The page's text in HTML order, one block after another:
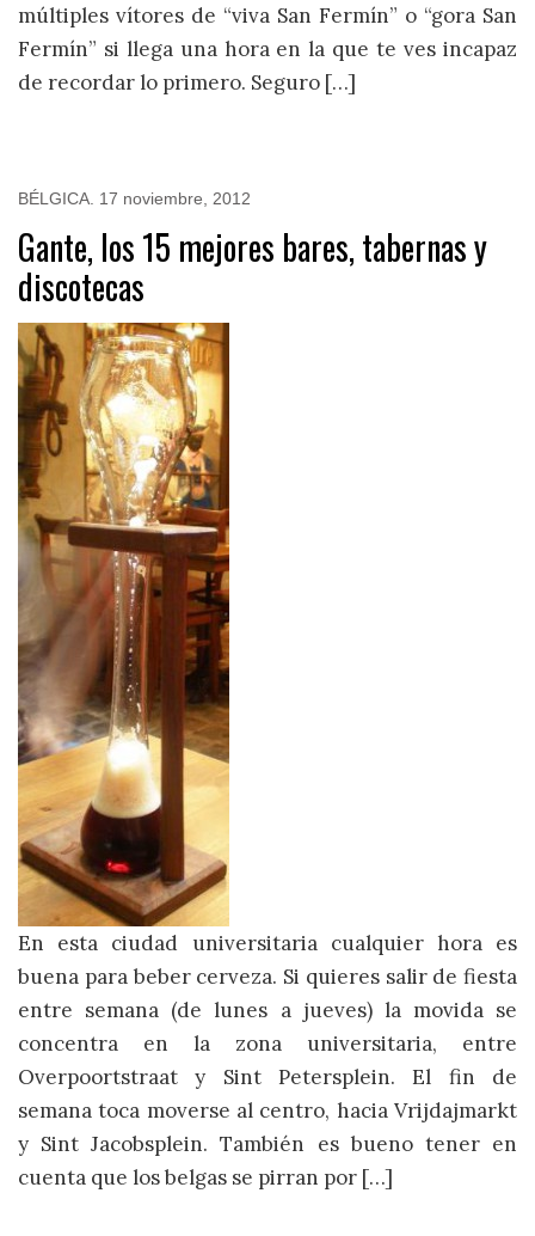
múltiples vítores de “viva San Fermín” o “gora San
Fermín” si llega una hora en la que te ves incapaz
de recordar lo primero. Seguro […]
BÉLGICA 17 noviembre, 2012
Gante, los 15 mejores bares, tabernas y
discotecas
En esta ciudad universitaria cualquier hora es
buena para beber cerveza. Si quieres salir de fiesta
entre semana (de lunes a jueves) la movida se
concentra en la zona universitaria, entre
Overpoortstraat y Sint Petersplein. El fin de
semana toca moverse al centro, hacia Vrijdajmarkt
y Sint Jacobsplein. También es bueno tener en
cuenta que los belgas se pirran por […]